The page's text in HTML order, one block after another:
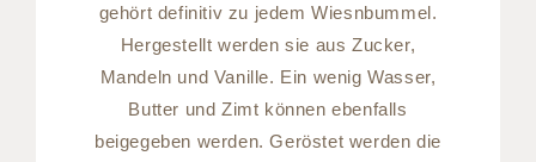
gehört definitiv zu jedem Wiesnbummel.
Hergestellt werden sie aus Zucker,
Mandeln und Vanille. Ein wenig Wasser,
Butter und Zimt können ebenfalls
beigegeben werden. Geröstet werden die